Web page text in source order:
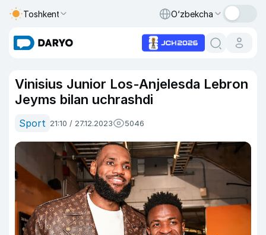
Toshkent O‘zbekcha
Vinisius Junior Los-Anjelesda Lebron
Jeyms bilan uchrashdi
Sport 21:10 / 27.12.2023 5046